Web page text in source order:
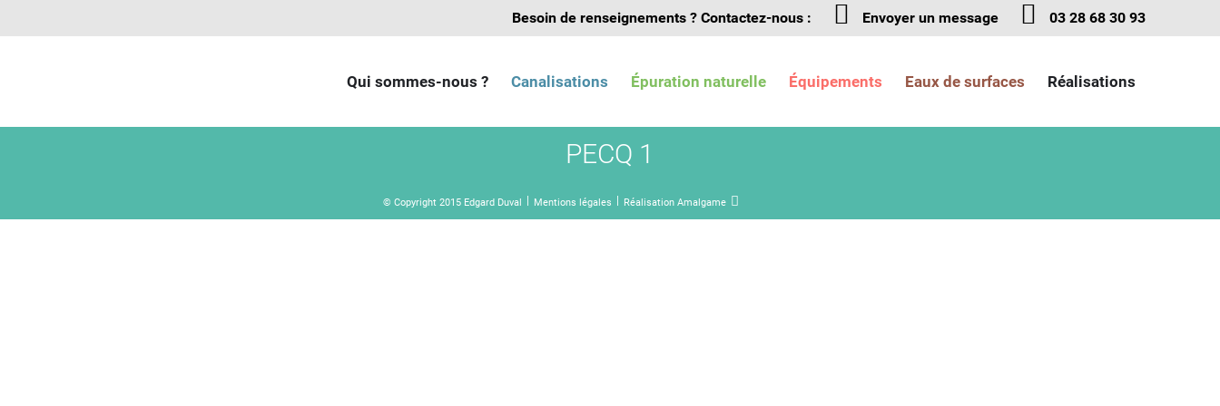
Besoin de renseignements ? Contactez-nous : Envoyer un message 03 28 68 30 93
Qui sommes-nous ? Canalisations Épuration naturelle Équipements Eaux de surfaces Réalisations
PECQ 1
© Copyright 2015 Edgard Duval Mentions légales Réalisation Amalgame